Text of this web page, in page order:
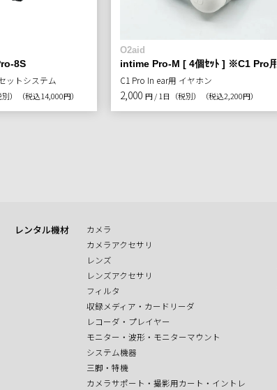
8S
ットシステム
） （税込14,000円）
O2aid
intime Pro-M [ 4個ｾｯﾄ ] ※C1 Pro用
C1 Pro In ear用 イヤホン
2,000 円 / 1日（税別） （税込2,200円）
レンタル機材
カメラ
カメラアクセサリ
レンズ
レンズアクセサリ
フィルタ
収録メディア・カードリーダ
レコーダ・プレイヤー
モニター・波形・モニターマウント
システム機器
三脚・特機
カメラサポート・撮影用カート・イントレ